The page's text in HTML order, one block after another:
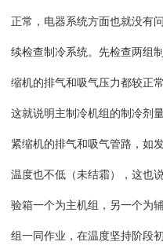
正常，电器系统方面也就没有
续检查制冷系统。先检查两组
缩机的排气和吸气压力都较正
这就说明主制冷机组的制冷剂
紧缩机的排气和吸气管路，如
温度也不低（未结霜），这也
验箱一个为主机组，另一个为
组一同作业，在温度坚持阶段